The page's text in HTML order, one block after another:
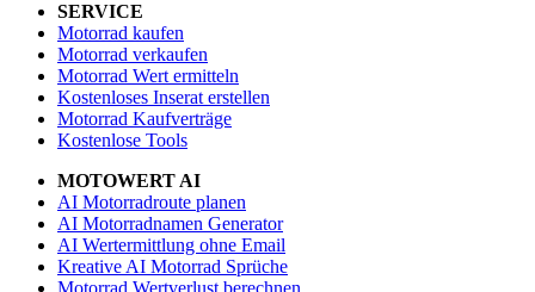
SERVICE
Motorrad kaufen
Motorrad verkaufen
Motorrad Wert ermitteln
Kostenloses Inserat erstellen
Motorrad Kaufverträge
Kostenlose Tools
MOTOWERT AI
AI Motorradroute planen
AI Motorradnamen Generator
AI Wertermittlung ohne Email
Kreative AI Motorrad Sprüche